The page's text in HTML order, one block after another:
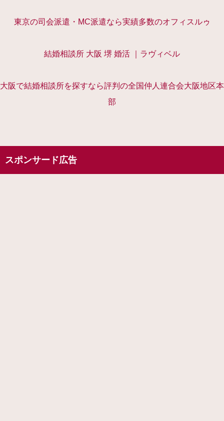
東京の司会派遣・MC派遣なら実績多数のオフィスルゥ
結婚相談所 大阪 堺 婚活 ｜ラヴィベル
大阪で結婚相談所を探すなら評判の全国仲人連合会大阪地区本
部
スポンサード広告